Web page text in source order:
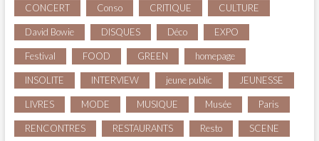
CONCERT Conso CRITIQUE CULTURE
David Bowie DISQUES Déco EXPO
Festival FOOD GREEN homepage
INSOLITE INTERVIEW jeune public JEUNESSE
LIVRES MODE MUSIQUE Musée Paris
RENCONTRES RESTAURANTS Resto SCENE